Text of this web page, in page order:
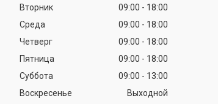
Вторник
09:00
18:00
Среда
09:00
18:00
Четверг
09:00
18:00
Пятница
09:00
18:00
Суббота
09:00
13:00
Воскресенье
Выходной